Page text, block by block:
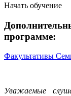
Начать обучение
программе:
Факультативы
Уважаемые